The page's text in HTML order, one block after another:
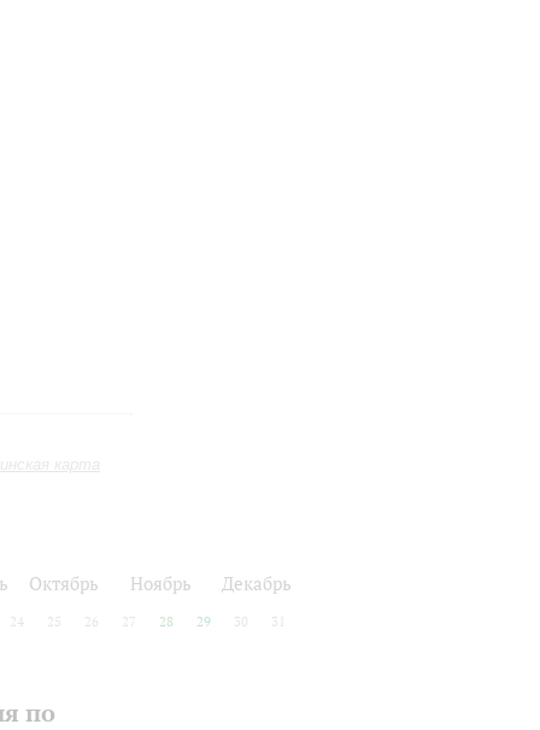
карта
Октябрь Ноябрь Декабрь
24 25 26 27 28 29 30 31
по